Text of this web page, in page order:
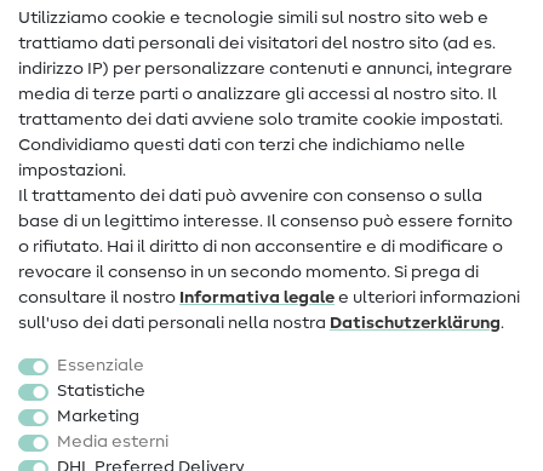
Nähanleitungen
Assistenza e contatto
Contatto
Informazioni sul nuovo proprietario
FAQ
Diritto di recesso
Popolare
Accessori cucito
Sale
Utilizziamo cookie e tecnologie simili sul nostro sito web e
trattiamo dati personali dei visitatori del nostro sito (ad es.
indirizzo IP) per personalizzare contenuti e annunci, integrare
media di terze parti o analizzare gli accessi al nostro sito. Il
trattamento dei dati avviene solo tramite cookie impostati.
Condividiamo questi dati con terzi che indichiamo nelle
impostazioni.
Il trattamento dei dati può avvenire con consenso o sulla
base di un legittimo interesse. Il consenso può essere fornito
o rifiutato. Hai il diritto di non acconsentire e di modificare o
revocare il consenso in un secondo momento. Si prega di
consultare il nostro Informativa legale e ulteriori informazioni
sull'uso dei dati personali nella nostra Dati­schutz­erklärung.
Essenziale
Statistiche
Marketing
Media esterni
DHL Preferred Delivery